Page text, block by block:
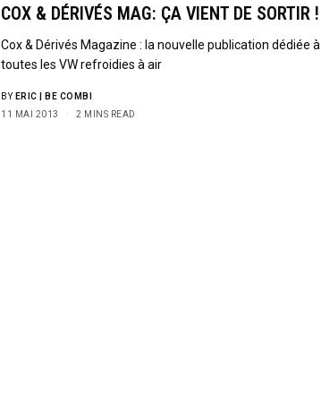
COX & DÉRIVÉS MAG: ÇA VIENT DE SORTIR !
Cox & Dérivés Magazine : la nouvelle publication dédiée à
toutes les VW refroidies à air
BY ERIC | BE COMBI
11 MAI 2013
2 MINS READ